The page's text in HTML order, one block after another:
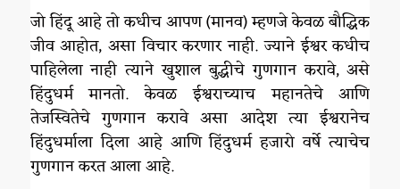
जो हिंदू आहे तो कधीच आपण (मानव) म्हणजे केवळ बौद्धिक
जीव आहोत, असा विचार करणार नाही. ज्याने ईश्वर कधीच
पाहिलेला नाही त्याने खुशाल बुद्धीचे गुणगान करावे, असे
हिंदुधर्म मानतो. केवळ ईश्वराच्याच महानतेचे आणि
तेजस्वितेचे गुणगान करावे असा आदेश त्या ईश्वरानेच
हिंदुधर्माला दिला आहे आणि हिंदुधर्म हजारो वर्षे त्याचेच
गुणगान करत आला आहे.